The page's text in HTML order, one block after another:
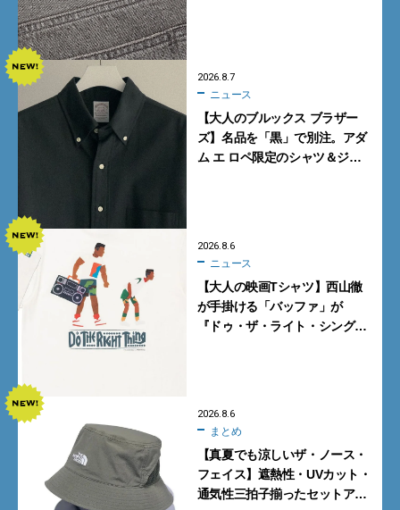
2026.8.7
ニュース
【大人のブルックス ブラザー
ズ】名品を「黒」で別注。アダ
ム エ ロペ限定のシャツ＆ジャ
2026.8.6
ニュース
【大人の映画Tシャツ】西山徹
が手掛ける「バッファ」が
『ドゥ・ザ・ライト・シング』
2026.8.6
まとめ
【真夏でも涼しいザ・ノース・
フェイス】遮熱性・UVカット・
通気性三拍子揃ったセットアッ